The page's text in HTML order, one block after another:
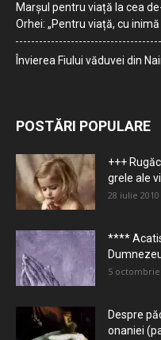
Marșul pentru viață la cea
Orhei: „Pentru viață, cu
Învierea Fiului văduvei din
POSTĂRI POPULARE
+++
grele ale
28 iulie 2010
****
5 octombrie
Despre
onaniei